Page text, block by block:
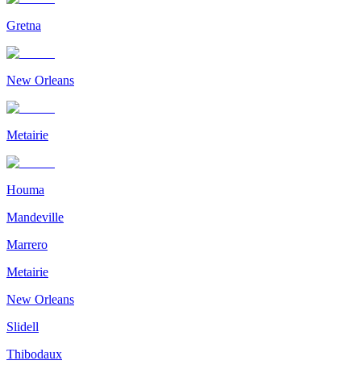
Gretna
New Orleans
Metairie
Houma
Mandeville
Marrero
Metairie
New Orleans
Slidell
Thibodaux